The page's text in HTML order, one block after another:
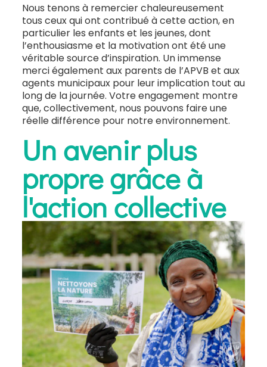
Nous tenons à remercier chaleureusement
tous ceux qui ont contribué à cette action, en
particulier les enfants et les jeunes, dont
l’enthousiasme et la motivation ont été une
véritable source d’inspiration. Un immense
merci également aux parents de l’APVB et aux
agents municipaux pour leur implication tout au
long de la journée. Votre engagement montre
que, collectivement, nous pouvons faire une
réelle différence pour notre environnement.
Un avenir plus
propre grâce à
l'action collective